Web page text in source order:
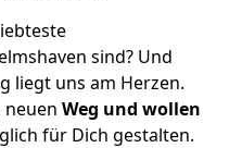
sind? Und
liegt uns am Herzen.
neuen Weg und wollen
für Dich gestalten.